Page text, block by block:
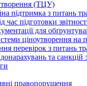
(ТЦУ)
підтримка з питань
час підготовки
для
ціноутворення на
перевірок з питань
та санкцій
правопорушення